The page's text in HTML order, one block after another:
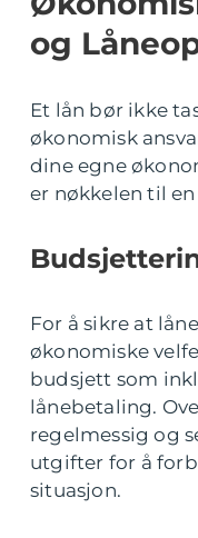
og
Et lån bør ikke
økonomisk
dine egne
er nøkkelen til
For å sikre at
økonomiske
budsjett som
lånebetaling.
regelmessig og
utgifter for å
situasjon.